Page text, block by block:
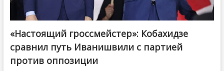
@ქართული ოცნება / Georgian Dream
«Настоящий гроссмейстер»: Кобахидзе
сравнил путь Иванишвили с партией
против оппозиции